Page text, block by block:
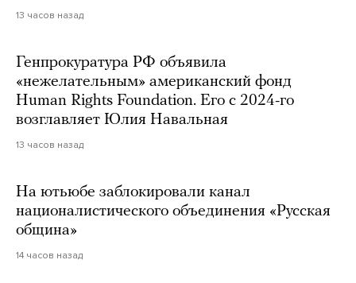
13 часов назад
Генпрокуратура РФ объявила
«нежелательным» американский фонд
Human Rights Foundation. Его с 2024-го
возглавляет Юлия Навальная
13 часов назад
На ютьюбе заблокировали канал
националистического объединения «Русская
община»
14 часов назад